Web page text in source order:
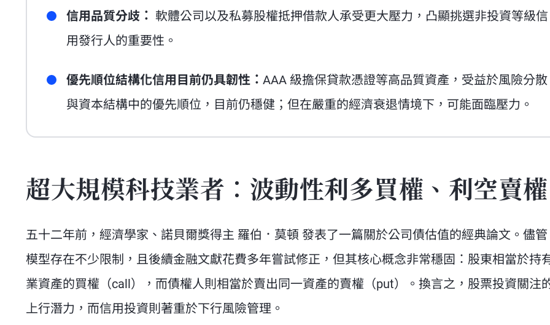
信用品質分歧： 軟體公司以及私募股權抵押借款人承受更大壓力，凸顯挑選非投資等級信
用發行人的重要性。
優先順位結構化信用目前仍具韌性： AAA 級擔保貸款憑證等高品質資產，受益於風險分散
與資本結構中的優先順位，目前仍穩健；但在嚴重的經濟衰退情境下，可能面臨壓力。
超大規模科技業者：波動性利多買權、利空賣權
五十二年前，經濟學家、諾貝爾獎得主 羅伯．莫頓 發表了一篇關於公司債估值的經典論文。儘
模型存在不少限制，且後續金融文獻花費多年嘗試修正，但其核心概念非常穩固：股東相當於持
業資產的買權（call），而債權人則相當於賣出同一資產的賣權（put）。換言之，股票投資關注
上行潛力，而信用投資則著重於下行風險管理。